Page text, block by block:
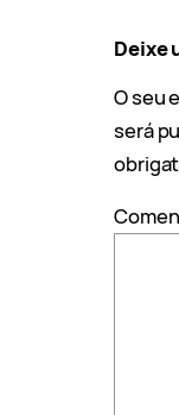
Deixe
O seu
será